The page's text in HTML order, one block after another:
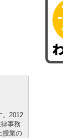
。2012
事務
授業の